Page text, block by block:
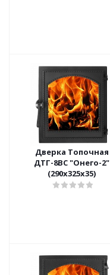
Дверка Топочная
ДТГ-8ВС "Онего-2"
(290х325х35)